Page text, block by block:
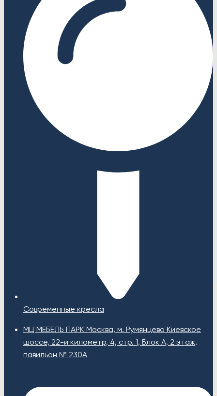
Современные кресла
МЦ МЕБЕЛЬ ПАРК Москва, м. Румянцево Киевское
шоссе, 22-й километр, 4, стр. 1, Блок А, 2 этаж,
павильон № 230А